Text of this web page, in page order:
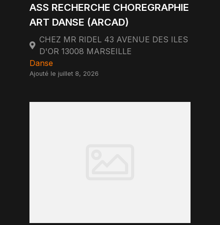
ASS RECHERCHE CHOREGRAPHIE
ART DANSE (ARCAD)
CHEZ MR RIDEL 43 AVENUE DES ILES
D'OR 13008 MARSEILLE
Danse
Ajouté le juillet 8, 2026